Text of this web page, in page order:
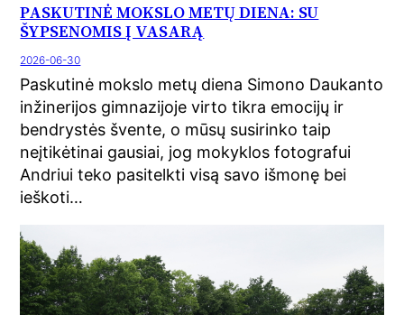
PASKUTINĖ MOKSLO METŲ DIENA: SU
ŠYPSENOMIS Į VASARĄ
2026-06-30
Paskutinė mokslo metų diena Simono Daukanto
inžinerijos gimnazijoje virto tikra emocijų ir
bendrystės švente, o mūsų susirinko taip
neįtikėtinai gausiai, jog mokyklos fotografui
Andriui teko pasitelkti visą savo išmonę bei
ieškoti…